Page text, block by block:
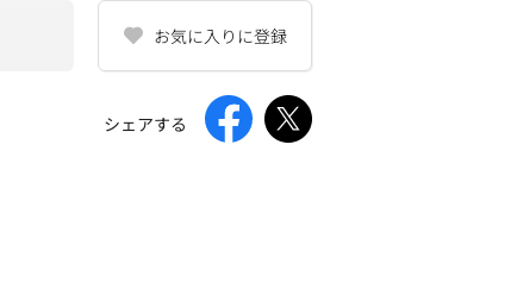
お気に入りに登録
シェアする